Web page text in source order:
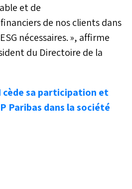
et de
de nos clients dans
nécessaires. », affirme
du Directoire de la
cède sa participation et
Paribas dans la société